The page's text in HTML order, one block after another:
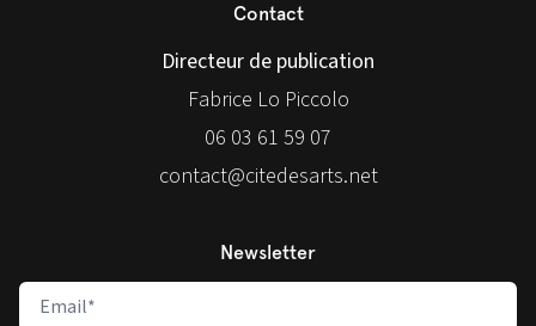
Contact
Directeur de publication
Fabrice Lo Piccolo
06 03 61 59 07
contact@citedesarts.net
Newsletter